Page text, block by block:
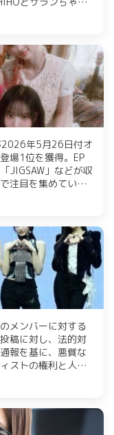
One再結成に
2026年5月26日付オ
場1位を獲得。EP
JIGSAW」などが収
注目を集めてい
I AM」を開催
メンバーに対する
稿に対し、法的対
報を基に、悪質な
ストの権利と人格
した。